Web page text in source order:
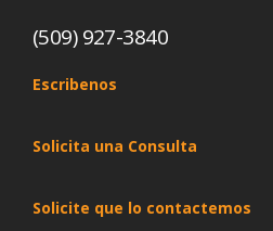
(509) 927-3840
Escribenos
Solicita una Consulta
Solicite que lo contactemos